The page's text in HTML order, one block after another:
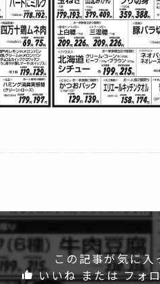
この記事が気に入
いいね または フォ